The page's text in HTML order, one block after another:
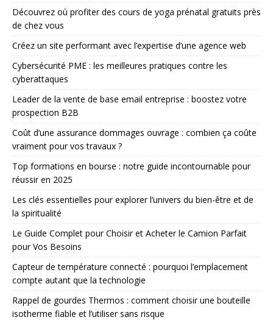
Découvrez où profiter des cours de yoga prénatal gratuits près
de chez vous
Créez un site performant avec l’expertise d’une agence web
Cybersécurité PME : les meilleures pratiques contre les
cyberattaques
Leader de la vente de base email entreprise : boostez votre
prospection B2B
Coût d’une assurance dommages ouvrage : combien ça coûte
vraiment pour vos travaux ?
Top formations en bourse : notre guide incontournable pour
réussir en 2025
Les clés essentielles pour explorer l’univers du bien-être et de
la spiritualité
Le Guide Complet pour Choisir et Acheter le Camion Parfait
pour Vos Besoins
Capteur de température connecté : pourquoi l’emplacement
compte autant que la technologie
Rappel de gourdes Thermos : comment choisir une bouteille
isotherme fiable et l’utiliser sans risque